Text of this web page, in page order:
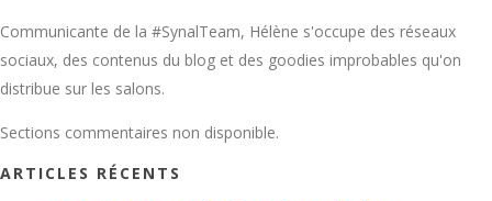
Communicante de la #SynalTeam, Hélène s'occupe des réseaux
sociaux, des contenus du blog et des goodies improbables qu'on
distribue sur les salons.
Sections commentaires non disponible.
ARTICLES RÉCENTS